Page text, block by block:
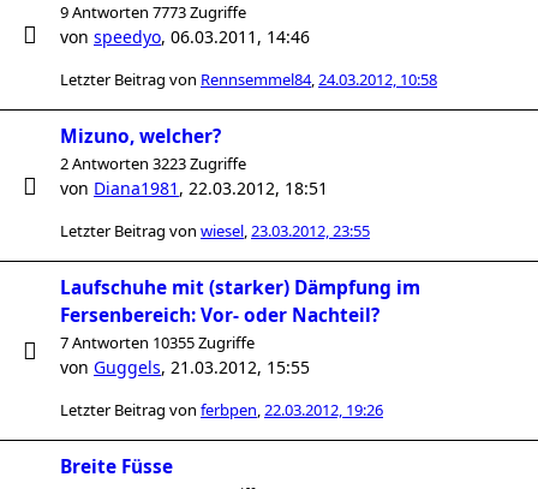
9 Antworten 7773 Zugriffe
von speedyo, 06.03.2011, 14:46
Letzter Beitrag von Rennsemmel84,24.03.2012, 10:58
Mizuno, welcher?
2 Antworten 3223 Zugriffe
von Diana1981 , 22.03.2012, 18:51
Letzter Beitrag von wiesel,23.03.2012, 23:55
Laufschuhe mit (starker) Dämpfung im
Fersenbereich: Vor- oder Nachteil?
7 Antworten 10355 Zugriffe
von Guggels, 21.03.2012, 15:55
Letzter Beitrag von ferbpen,22.03.2012, 19:26
Breite Füsse